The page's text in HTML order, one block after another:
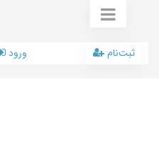
ورود ثبت‌نام